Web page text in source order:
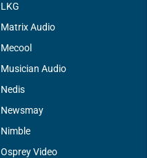
LKG
Matrix Audio
Mecool
Musician Audio
Nedis
Newsmay
Nimble
Osprey Video